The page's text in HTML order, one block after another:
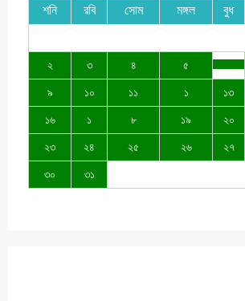
শনি রবি সোম মঙ্গল বুধ
২ ৩ ৪ ৫
৯ ১০ ১১ ১ ১৩
১৬ ১ ৮ ১৯ ২০
২৩ ২৪ ২৫ ২৬ ২৭
৩০ ৩১